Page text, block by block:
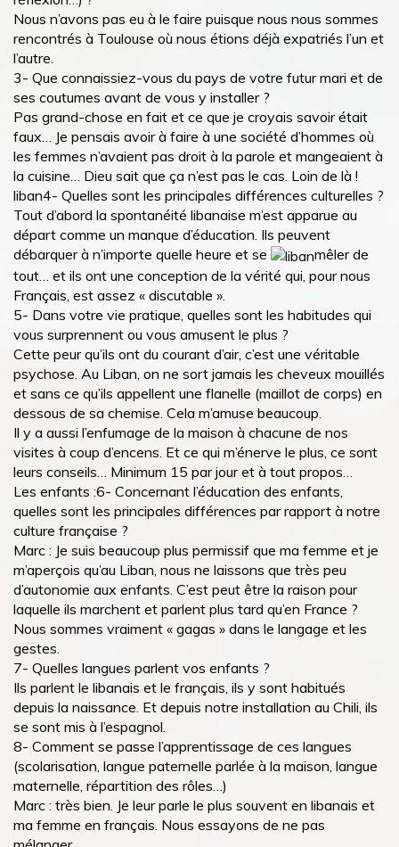
Nous n’avons pas eu à le faire puisque nous nous sommes
rencontrés à Toulouse où nous étions déjà expatriés l’un et
l’autre.
3- Que connaissiez-vous du pays de votre futur mari et de
ses coutumes avant de vous y installer ?
Pas grand-chose en fait et ce que je croyais savoir était
faux… Je pensais avoir à faire à une société d’hommes où
les femmes n’avaient pas droit à la parole et mangeaient à
la cuisine… Dieu sait que ça n’est pas le cas. Loin de là !
liban4- Quelles sont les principales différences culturelles ?
Tout d’abord la spontanéité libanaise m’est apparue au
départ comme un manque d’éducation. Ils peuvent
débarquer à n’importe quelle heure et se
mêler de
tout… et ils ont une conception de la vérité qui, pour nous
Français, est assez « discutable ».
5- Dans votre vie pratique, quelles sont les habitudes qui
vous surprennent ou vous amusent le plus ?
Cette peur qu’ils ont du courant d’air, c’est une véritable
psychose. Au Liban, on ne sort jamais les cheveux mouillés
et sans ce qu’ils appellent une flanelle (maillot de corps) en
dessous de sa chemise. Cela m’amuse beaucoup.
Il y a aussi l’enfumage de la maison à chacune de nos
visites à coup d’encens. Et ce qui m’énerve le plus, ce sont
leurs conseils… Minimum 15 par jour et à tout propos…
Les enfants :6- Concernant l’éducation des enfants,
quelles sont les principales différences par rapport à notre
culture française ?
Marc : Je suis beaucoup plus permissif que ma femme et je
m’aperçois qu’au Liban, nous ne laissons que très peu
d’autonomie aux enfants. C’est peut être la raison pour
laquelle ils marchent et parlent plus tard qu’en France ?
Nous sommes vraiment « gagas » dans le langage et les
gestes.
7- Quelles langues parlent vos enfants ?
Ils parlent le libanais et le français, ils y sont habitués
depuis la naissance. Et depuis notre installation au Chili, ils
se sont mis à l’espagnol.
8- Comment se passe l’apprentissage de ces langues
(scolarisation, langue paternelle parlée à la maison, langue
maternelle, répartition des rôles…)
Marc : très bien. Je leur parle le plus souvent en libanais et
ma femme en français. Nous essayons de ne pas